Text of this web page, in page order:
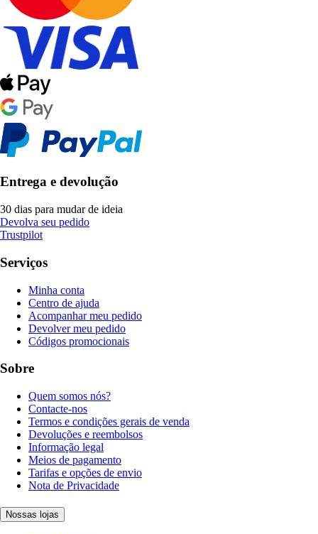
Entrega e devolução
30 dias para mudar de ideia
Devolva seu pedido
Trustpilot
Serviços
Minha conta
Centro de ajuda
Acompanhar meu pedido
Devolver meu pedido
Códigos promocionais
Sobre
Quem somos nós?
Contacte-nos
Termos e condições gerais de venda
Devoluções e reembolsos
Informação legal
Meios de pagamento
Tarifas e opções de envio
Nota de Privacidade
Nossas lojas